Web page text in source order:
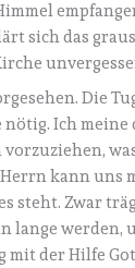
sich das
Die
Ich
Herrn kann
steht. Zwar
lange
mit der Hilfe